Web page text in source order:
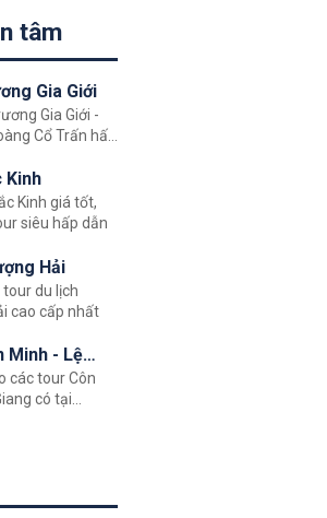
tâm
Gia Giới
Gia Giới -
Cổ Trấn hấp
Kinh
Kinh giá tốt,
siêu hấp dẫn
Hải
du lịch
cao cấp nhất
Minh - Lệ
các tour Côn
có tại